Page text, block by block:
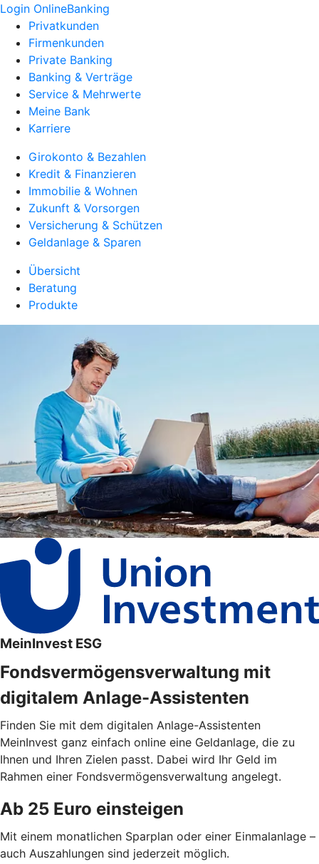
Login OnlineBanking
Privatkunden
Firmenkunden
Private Banking
Banking & Verträge
Service & Mehrwerte
Meine Bank
Karriere
Girokonto & Bezahlen
Kredit & Finanzieren
Immobilie & Wohnen
Zukunft & Vorsorgen
Versicherung & Schützen
Geldanlage & Sparen
Übersicht
Beratung
Produkte
MeinInvest ESG
Fondsvermögensverwaltung mit
digitalem Anlage-Assistenten
Finden Sie mit dem digitalen Anlage-Assistenten
MeinInvest ganz einfach online eine Geldanlage, die zu
Ihnen und Ihren Zielen passt. Dabei wird Ihr Geld im
Rahmen einer Fondsvermögensverwaltung angelegt.
Ab 25 Euro einsteigen
Mit einem monatlichen Sparplan oder einer Einmalanlage –
auch Auszahlungen sind jederzeit möglich.